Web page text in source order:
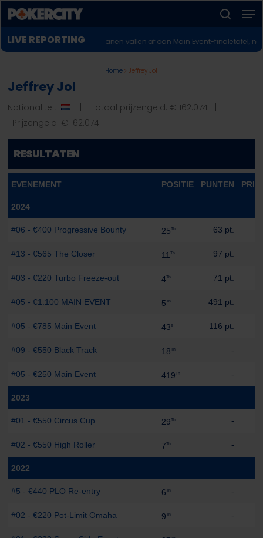
Skip
to
main
content
LIVE REPORTING
2026: Twee Europeanen vallen af aan Main Event-finaletafel, nog
Home Jeffrey Jol
Jeffrey Jol
Nationaliteit:
| Totaal prijzengeld: € 162.074 |
Prijzengeld: € 162.074
RESULTATEN
EVENEMENT POSITIE PUNTEN
2024
#06 - €400 Progressive Bounty 25Th 63 pt.
#13 - €565 The Closer 11Th 97 pt.
#03 - €220 Turbo Freeze-out 4Th 71 pt.
#05 - €1.100 MAIN EVENT 5Th 491 pt.
#05 - €785 Main Event 43e 116 pt.
#09 - €550 Black Track 18Th -
#05 - €250 Main Event 419Th -
2023
#01 - €550 Circus Cup 29Th -
#02 - €550 High Roller 7Th -
2022
#5 - €440 PLO Re-entry 6Th -
#02 - €220 Pot-Limit Omaha 9Th -
Menu
sluiten